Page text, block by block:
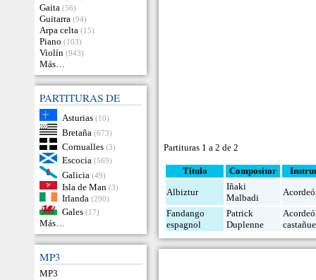
Gaita (56)
Guitarra (94)
Arpa celta (15)
Piano (103)
Violín (943)
Más…
PARTITURAS DE
Asturias (10)
Bretaña (673)
Cornualles (3)
Escocia (569)
Galicia (49)
Isla de Man (3)
Irlanda (290)
Gales (17)
Más…
MP3
MP3
Partituras 1 a 2 de 2
Título Compositor
Albiztur
Iñaki
Malbadi
Fandango
espagnol
Patrick
Duplenne